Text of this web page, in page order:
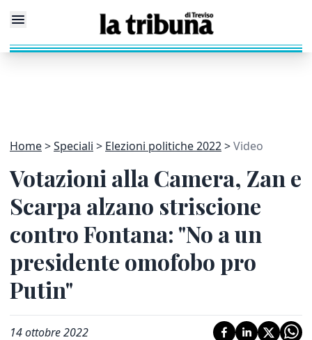
Home Speciali Elezioni politiche 2022 Video
Votazioni alla Camera, Zan e
Scarpa alzano striscione
contro Fontana: "No a un
presidente omofobo pro
Putin"
14 ottobre 2022